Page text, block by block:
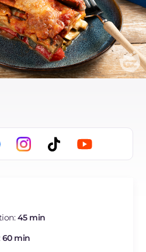
45 min
60 min